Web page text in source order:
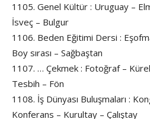
1105. Genel Kültür : Uruguay –
İsveç – Bulgur
1106. Beden Eğitimi Dersi :
Boy sırası – Sağbaştan
1107. … Çekmek : Fotoğraf –
Tesbih – Fön
1108. İş Dünyası Buluşmaları :
Konferans – Kurultay – Çalıştay